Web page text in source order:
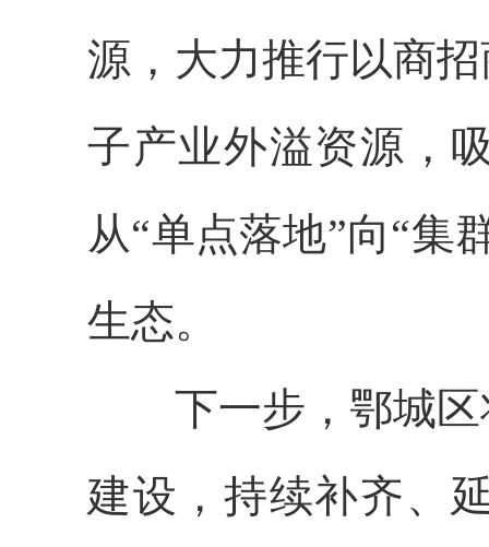
源，大力推行以商
子产业外溢资源，
从“单点落地”向“集
生态。
下一步，鄂城
建设，持续补齐、